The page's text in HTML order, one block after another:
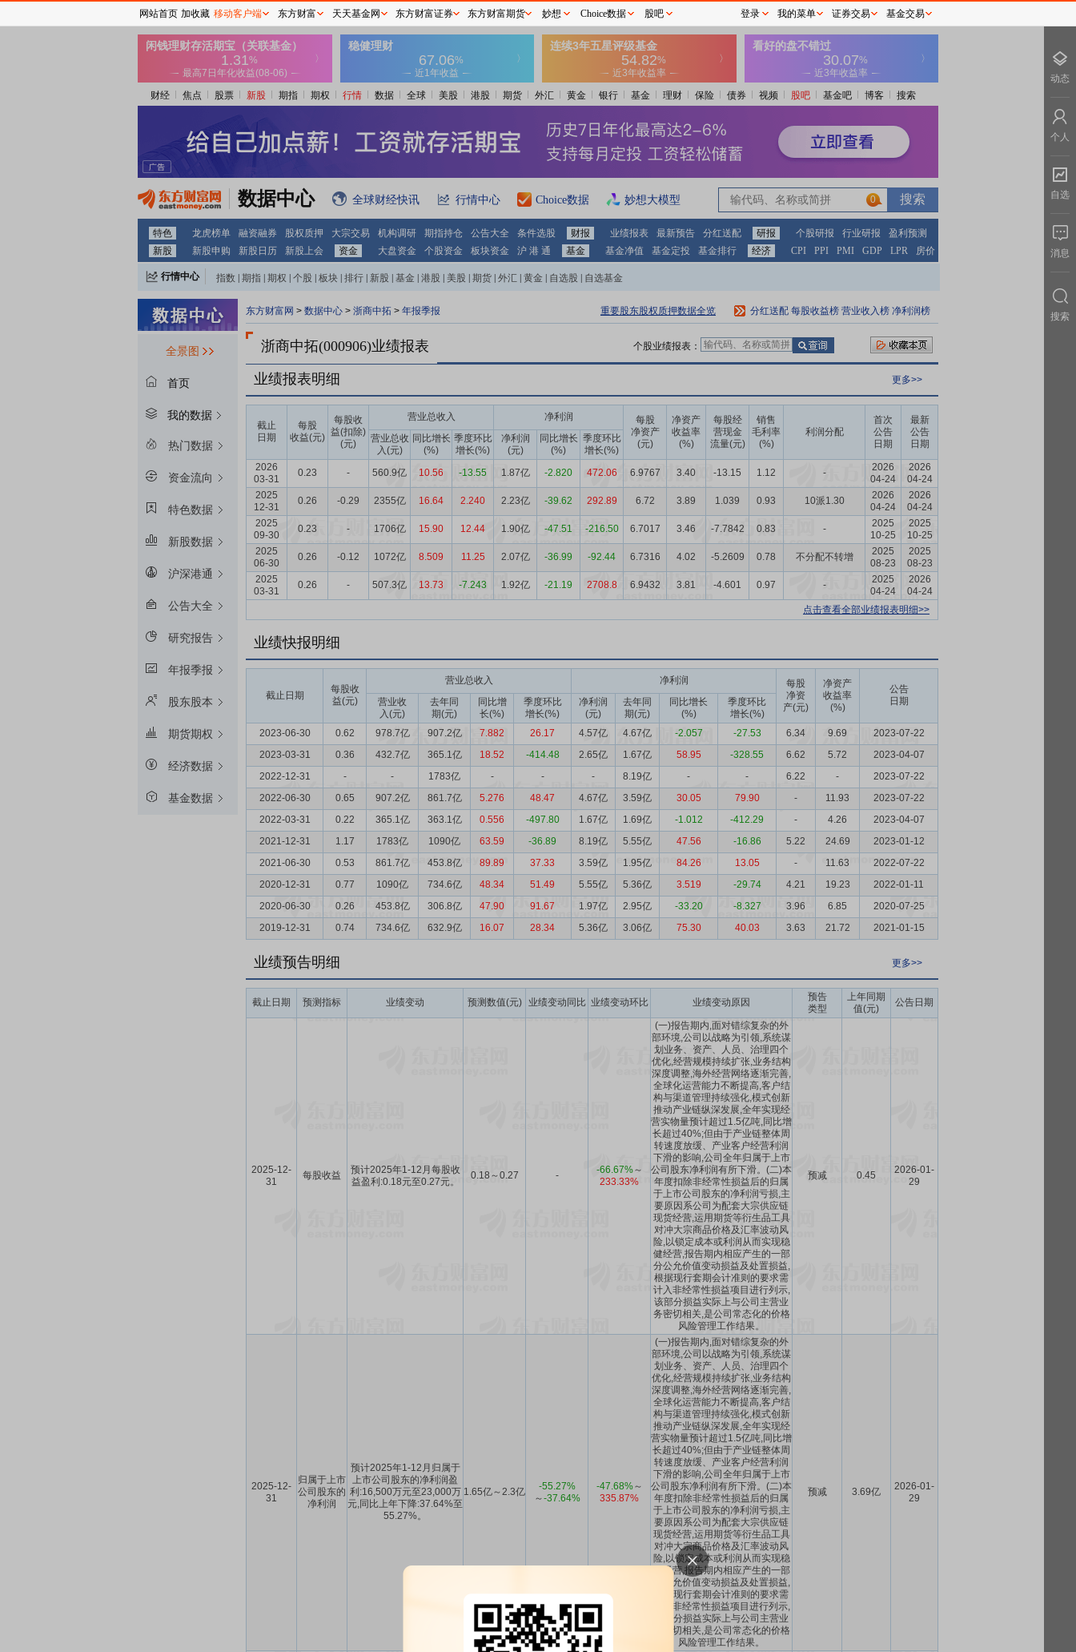
财经 焦点 股票 新股 期指 期权 行情 数据 全球 美股 港股 期货 外汇 黄金 银行 基金 理财 保险 债券 视频 股吧 基金吧 博客 搜索
数据中心 全球财经快讯 行情中心 Choice数据 妙想大模型 0
特色 龙虎榜单 融资融券 股权质押 大宗交易 机构调研 期指持仓 公告大全 条件选股 财报 业绩报表 最新预告 分红送配 研报 个股研报 行业研报
盈利预测
新股
新股申购 新股日历 新股上会 资金 大盘资金 个股资金 板块资金 沪 港 通 基金 基金净值 基金定投 基金排行 经济 CPI PPI PMI GDP LPR 房价
行情中心 指数 期指 期权 个股 板块 排行 新股 基金 港股 美股 期货 外汇 黄金 自选股 自选基金
全景图
首页
我的数据
热门数据
资金流向
特色数据
新股数据
沪深港通
公告大全
研究报告
年报季报
股东股本
期货期权
经济数据
基金数据
东方财富网 > 数据中心 > 浙商中拓 > 年报季报 重要股东股权质押数据全览 分红送配 每股收益榜 营业收入榜 净利润榜
浙商中拓(000906)业绩报表 个股业绩报表：
业绩报表明细 更多>>
截止
日期
每股
收益(元)
每股收
益(扣除)
(元)
营业总收入 净利润
每股
净资产
(元)
净资产
收益率
(%)
每股经
营现金
流量(元)
销售
毛利率
(%)
利润分配
首次
公告
日期
最新
公告
日期
营业总收
入(元)
同比增长
(%)
季度环比
增长(%)
净利润
(元)
同比增长
(%)
季度环比
增长(%)
2026
03-31
0.23 - 560.9亿 10.56 -13.55 1.87亿 -2.820 472.06 6.9767 3.40 -13.15 1.12 -
2026
04-24
2026
04-24
2025
12-31
0.26 -0.29 2355亿 16.64 2.240 2.23亿 -39.62 292.89 6.72 3.89 1.039 0.93 10派1.30
2026
04-24
2026
04-24
2025
09-30
0.23 - 1706亿 15.90 12.44 1.90亿 -47.51 -216.50 6.7017 3.46 -7.7842 0.83 -
2025
10-25
2025
10-25
2025
06-30
0.26 -0.12 1072亿 8.509 11.25 2.07亿 -36.99 -92.44 6.7316 4.02 -5.2609 0.78 不分配不转增
2025
08-23
2025
08-23
2025
03-31
0.26 - 507.3亿 13.73 -7.243 1.92亿 -21.19 2708.8 6.9432 3.81 -4.601 0.97 -
2025
04-24
2026
04-24
点击查看全部业绩报表明细>>
业绩快报明细
截止日期
每股收
益(元)
营业总收入 净利润
每股
净资
产(元)
净资产
收益率
(%)
公告
日期
营业收
入(元)
去年同
期(元)
同比增
长(%)
季度环比
增长(%)
净利润
(元)
去年同
期(元)
同比增长
(%)
季度环比
增长(%)
2023-06-30
0.62 978.7亿 907.2亿 7.882 26.17 4.57亿 4.67亿 -2.057 -27.53 6.34 9.69
2023-07-22
2023-03-31
0.36 432.7亿 365.1亿 18.52 -414.48 2.65亿 1.67亿 58.95 -328.55 6.62 5.72
2023-04-07
2022-12-31
- - 1783亿 - - - 8.19亿 - - 6.22 -
2023-07-22
2022-06-30
0.65 907.2亿 861.7亿 5.276 48.47 4.67亿 3.59亿 30.05 79.90 - 11.93
2023-07-22
2022-03-31
0.22 365.1亿 363.1亿 0.556 -497.80 1.67亿 1.69亿 -1.012 -412.29 - 4.26
2023-04-07
2021-12-31
1.17 1783亿 1090亿 63.59 -36.89 8.19亿 5.55亿 47.56 -16.86 5.22 24.69
2023-01-12
2021-06-30
0.53 861.7亿 453.8亿 89.89 37.33 3.59亿 1.95亿 84.26 13.05 - 11.63
2022-07-22
2020-12-31
0.77 1090亿 734.6亿 48.34 51.49 5.55亿 5.36亿 3.519 -29.74 4.21 19.23
2022-01-11
2020-06-30
0.26 453.8亿 306.8亿 47.90 91.67 1.97亿 2.95亿 -33.20 -8.327 3.96 6.85
2020-07-25
2019-12-31
0.74 734.6亿 632.9亿 16.07 28.34 5.36亿 3.06亿 75.30 40.03 3.63 21.72 2021-01-15
业绩预告明细 更多>>
截止日期 预测指标 业绩变动 预测数值(元) 业绩变动同比 业绩变动环比 业绩变动原因
预告
类型
上年同期
值(元)
公告日期
2025-12-
31
每股收益
预计2025年1-12月每股收
益盈利:0.18元至0.27元。
0.18～0.27 - -66.67%～
233.33%
(一)报告期内,面对错综复杂的外
部环境,公司以战略为引领,系统谋
划业务、资产、人员、治理四个
优化,经营规模持续扩张,业务结构
深度调整,海外经营网络逐渐完善,
全球化运营能力不断提高,客户结
构与渠道管理持续强化,模式创新
推动产业链纵深发展,全年实现经
营实物量预计超过1.5亿吨,同比增
长超过40%;但由于产业链整体周
转速度放缓、产业客户经营利润
下滑的影响,公司全年归属于上市
公司股东净利润有所下滑。(二)本
年度扣除非经常性损益后的归属
于上市公司股东的净利润亏损,主
要原因系公司为配套大宗供应链
现货经营,运用期货等衍生品工具
对冲大宗商品价格及汇率波动风
险,以锁定成本或利润从而实现稳
健经营,报告期内相应产生的一部
分公允价值变动损益及处置损益,
根据现行套期会计准则的要求需
计入非经常性损益项目进行列示,
该部分损益实际上与公司主营业
务密切相关,是公司常态化的价格
风险管理工作结果。
预减 0.45
2026-01-
29
2025-12-
31
归属于上市
公司股东的
净利润
预计2025年1-12月归属于
上市公司股东的净利润盈
利:16,500万元至23,000万
元,同比上年下降:37.64%至
55.27%。
1.65亿～2.3亿
-55.27%
～-37.64%
-47.68%～
335.87%
(一)报告期内,面对错综复杂的外
部环境,公司以战略为引领,系统谋
划业务、资产、人员、治理四个
优化,经营规模持续扩张,业务结构
深度调整,海外经营网络逐渐完善,
全球化运营能力不断提高,客户结
构与渠道管理持续强化,模式创新
推动产业链纵深发展,全年实现经
营实物量预计超过1.5亿吨,同比增
长超过40%;但由于产业链整体周
转速度放缓、产业客户经营利润
下滑的影响,公司全年归属于上市
公司股东净利润有所下滑。(二)本
年度扣除非经常性损益后的归属
于上市公司股东的净利润亏损,主
要原因系公司为配套大宗供应链
现货经营,运用期货等衍生品工具
对冲大宗商品价格及汇率波动风
险,以锁定成本或利润从而实现稳
健经营,报告期内相应产生的一部
分公允价值变动损益及处置损益,
根据现行套期会计准则的要求需
计入非经常性损益项目进行列示,
该部分损益实际上与公司主营业
务密切相关,是公司常态化的价格
风险管理工作结果。
预减 3.69亿
2026-01-
29
网站首页 加收藏 移动客户端 东方财富 天天基金网 东方财富证券 东方财富期货 妙想 Choice数据 股吧 登录 我的菜单 证券交易 基金交易
动态
个人
自选
消息
搜索